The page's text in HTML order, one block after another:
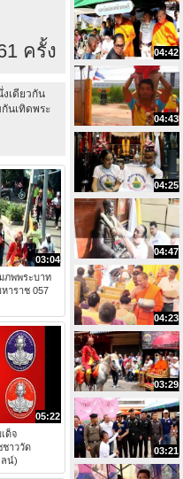
ครั้ง
เดียวกัน
นเทิดพระ
03:04
ภพพระบาท
าราช 057
05:22
ด็จ
ชาววัด
น์)
04:42
04:43
04:25
04:47
04:23
03:29
03:21